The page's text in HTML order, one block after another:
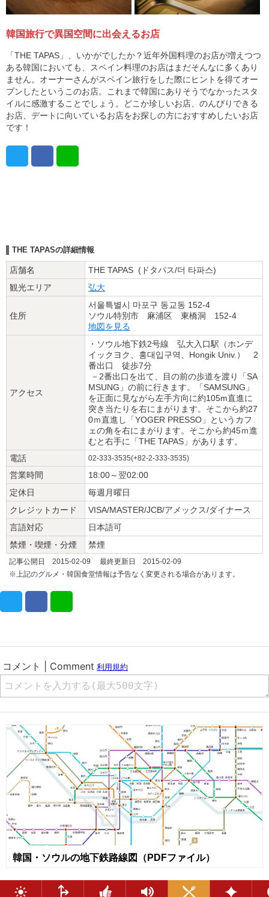
韓国旅行で異国空間に出会えるお店
「THE TAPAS」、いかがでしたか？近年外国料理のお店が増えつつ
ある韓国においても、スペイン料理のお店はまだそんなに多くあり
ません。オーナーさんがスペイン旅行をした際にヒントを得てオー
プンしたというこのお店。これまで韓国にありそうでなかったスタ
イルに感激することでしょう。どこか珍しいお店、のんびりできる
お店、デートに向いているお店をお探しの方におすすめしたいお店
です！
THE TAPASの詳細情報
店舗名
THE TAPAS (ドタパス/더 타파스)
観光エリア
弘大
住所
서울특별시 마포구 동교동 152-4
ソウル特別市 麻浦区 東橋洞 152-4
地図を見る
アクセス
・ソウル地下鉄2号線 弘大入口駅（ホンデ
イックヨク、홍대입구역、Hongik Univ.） 2
番出口 徒歩7分
－2番出口を出て、目の前の歩道を渡り「SA
MSUNG」の前に行きます。「SAMSUNG」
を正面に見ながら左手方向に約105m直進に
突き当たりを右にまがります。そこから約27
0ｍ直進し「YOGER PRESSO」というカフ
ェの角を右にまがります。そこから約45ｍ進
むと右手に「THE TAPAS」があります。
電話
02-333-3535(+82-2-333-3535)
営業時間
18:00～翌02:00
定休日
毎週月曜日
クレジットカード
VISA/MASTER/JCB/アメックス/ダイナース
言語対応
日本語可
禁煙・喫煙・分煙
禁煙
記事公開日 2015-02-09 最終更新日 2015-02-09
※上記のグルメ・韓国食堂情報は予告なく変更される場合があります。
韓国・ソウルの地下鉄路線図（PDFファイル）